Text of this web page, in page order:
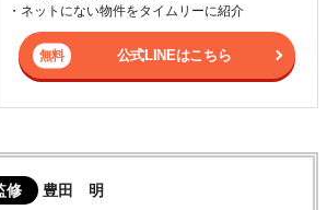
・ネットにない物件をタイムリーに紹介
公式LINEはこちら
修 豊田 明